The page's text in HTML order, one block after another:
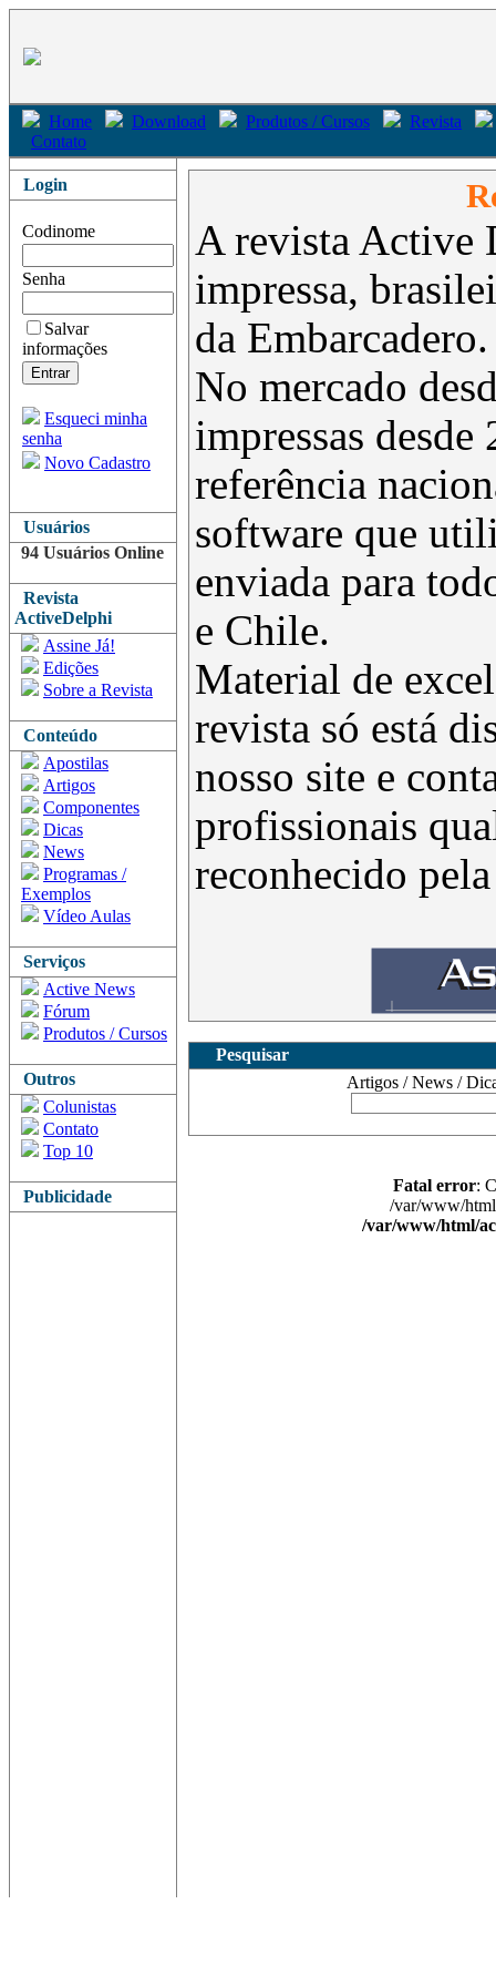
Home Download Produtos / Cursos
Revista
Contato
Login
Codinome
Senha
Salvar
informações
Esqueci minha
senha
Novo Cadastro
Usuários
94 Usuários Online
Revista
ActiveDelphi
Assine Já!
Edições
Sobre a Revista
Conteúdo
Apostilas
Artigos
Componentes
Dicas
News
Programas /
Exemplos
Vídeo Aulas
Serviços
Active News
Fórum
Produtos / Cursos
Outros
Colunistas
Contato
Top 10
Publicidade
A revista Active
impressa,
da Embarcadero.
No mercado
impressas
referência
software que
enviada para
e Chile.
Material de
revista só está
nosso site e
profissionais
reconhecido
Pesquisar
Artigos / News /
Fatal error:
/var/www/
/var/www/html/